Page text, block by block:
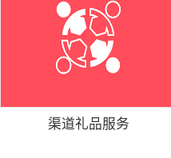
渠道礼品服务